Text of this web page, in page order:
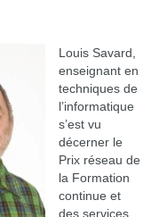
Louis Savard,
enseignant en
techniques de
l’informatique
s’est vu
décerner le
Prix réseau de
la Formation
continue et
des services